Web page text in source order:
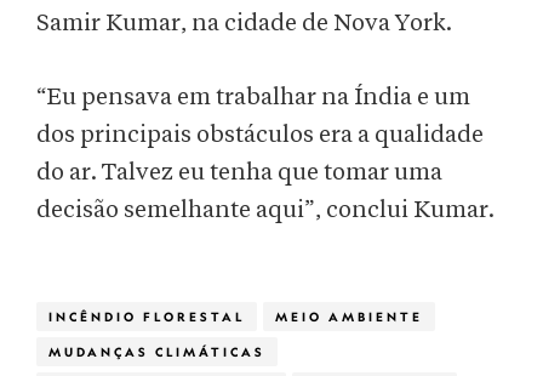
Samir Kumar, na cidade de Nova York.
“Eu pensava em trabalhar na Índia e um
dos principais obstáculos era a qualidade
do ar. Talvez eu tenha que tomar uma
decisão semelhante aqui”, conclui Kumar.
INCÊNDIO FLORESTAL MEIO AMBIENTE
MUDANÇAS CLIMÁTICAS